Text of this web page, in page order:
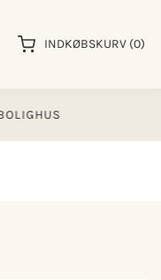
INDKØBSKURV (0)
varer